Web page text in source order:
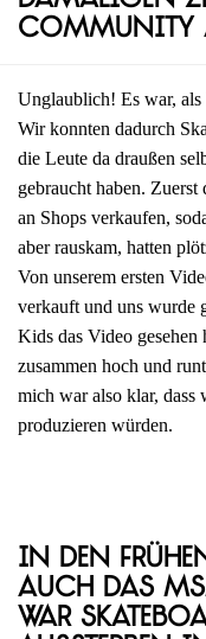
Community
Unglaublich! Es war, als
Wir konnten dadurch
die Leute da draußen
gebraucht haben.
an Shops verkaufen,
aber rauskam, hatten
Von unserem ersten
verkauft und uns wurde
Kids das Video gesehen
zusammen hoch und
mich war also klar, dass
produzieren würden.
In den
auch das
war